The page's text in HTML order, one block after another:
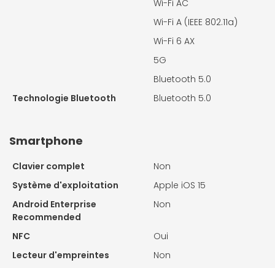
Wi-Fi AC
Wi-Fi A (IEEE 802.11a)
Wi-Fi 6 AX
5G
Bluetooth 5.0
Technologie Bluetooth
Bluetooth 5.0
Smartphone
Clavier complet
Non
Système d'exploitation
Apple iOS 15
Android Enterprise
Recommended
Non
NFC
Oui
Lecteur d'empreintes
Non